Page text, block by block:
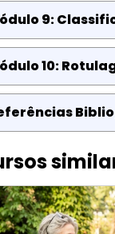
9:
10: